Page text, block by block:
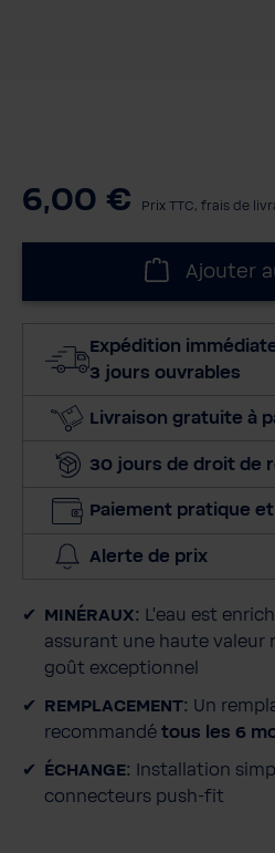
6,00 € Prix TTC, frais de
Ajouter
Expédition
3 jours ouvrables
Livraison gratuite à
30 jours de droit de
Paiement pratique
Alerte de prix
MINÉRAUX: L'eau est
assurant une haute
goût exceptionnel
REMPLACEMENT: Un
recommandé tous les 6
ÉCHANGE:
Installation
connecteurs push-fit